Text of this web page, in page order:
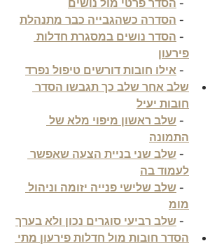
הסדר פרטי מול נושים
הסדרה כשהגבייה כבר מתנהלת
הסדר נושים במסגרת חדלות
פירעון
אילו חובות דורשים טיפול נפרד
שלב אחר שלב כך תגבשו הסדר
חובות יעיל
שלב ראשון מיפוי מלא של
התמונה
שלב שני בניית הצעה שאפשר
לעמוד בה
שלב שלישי פנייה יזומה וניהול
מומ
שלב רביעי סוגרים נכון ולא בערך
הסדר חובות מול חדלות פירעון מתי